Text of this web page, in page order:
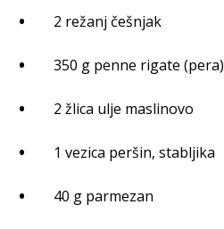
2 režanj češnjak
350 g penne rigate (pera)
2 žlica ulje maslinovo
1 vezica peršin, stabljika
40 g parmezan